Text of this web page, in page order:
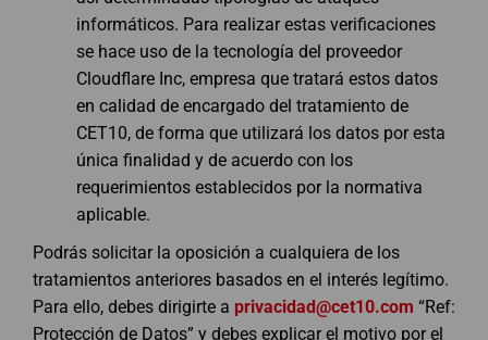
informáticos. Para realizar estas verificaciones
se hace uso de la tecnología del proveedor
Cloudflare Inc, empresa que tratará estos datos
en calidad de encargado del tratamiento de
CET10, de forma que utilizará los datos por esta
única finalidad y de acuerdo con los
requerimientos establecidos por la normativa
aplicable.
Podrás solicitar la oposición a cualquiera de los
tratamientos anteriores basados en el interés legítimo.
Para ello, debes dirigirte a privacidad@cet10.com “Ref:
Protección de Datos” y debes explicar el motivo por el